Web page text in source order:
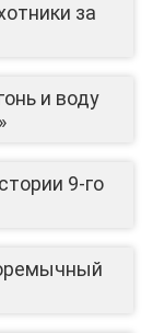
за
и воду
9-го